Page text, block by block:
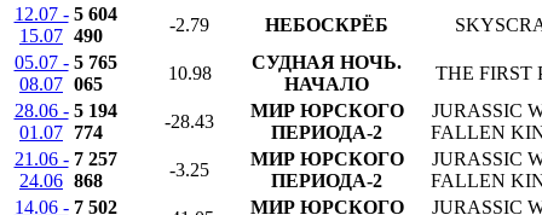
12.07 -
15.07
5 604
490
-2.79 НЕБОСКРЁБ
05.07 -
08.07
5 765
065
10.98
СУДНАЯ НОЧЬ.
НАЧАЛО
THE FIRST
28.06 -
01.07
5 194
774
-28.43
МИР ЮРСКОГО
ПЕРИОДА-2
JURASSIC
FALLEN
21.06 -
24.06
7 257
868
-3.25
МИР ЮРСКОГО
ПЕРИОДА-2
JURASSIC
FALLEN
14.06 - 7 502
МИР ЮРСКОГО
JURASSIC